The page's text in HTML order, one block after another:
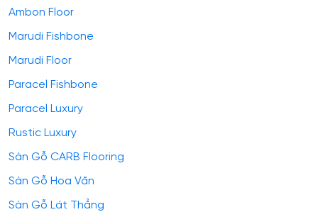
Ambon Floor
Marudi Fishbone
Marudi Floor
Paracel Fishbone
Paracel Luxury
Rustic Luxury
Sàn Gỗ CARB Flooring
Sàn Gỗ Hoa Văn
Sàn Gỗ Lát Thẳng